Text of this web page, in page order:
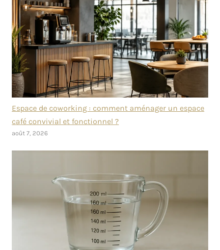
Espace de coworking : comment aménager un espace
café convivial et fonctionnel ?
août 7, 2026